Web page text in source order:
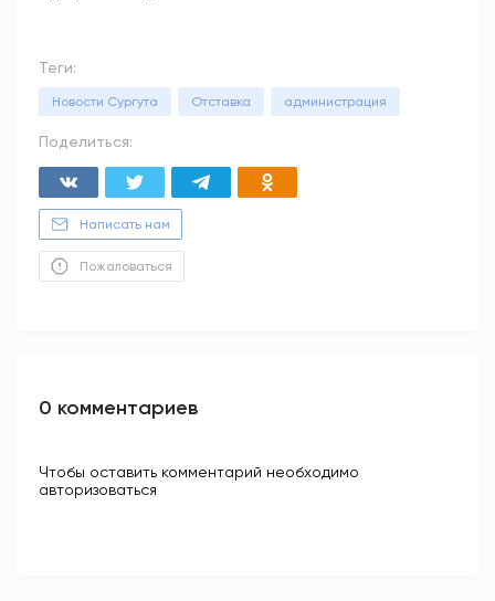
Теги:
Новости Сургута Отставка администрация
Поделиться:
Написать нам
Пожаловаться
0 комментариев
Чтобы оставить комментарий необходимо
авторизоваться